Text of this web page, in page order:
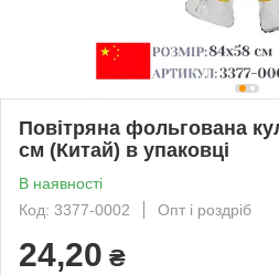
Повітряна фольгована
см (Китай) в упаковці
В наявності
Код: 3377-0002
Опт і роздріб
24,20 ₴